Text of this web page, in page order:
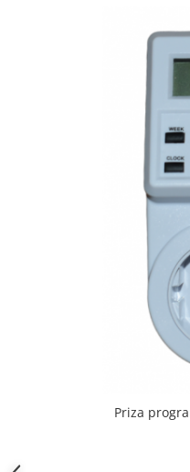
Alimentatoare/Drivere
Bară alimentare nul
Cablu electric, canal
electrice/Morsete/reglete
Electrocasnice de mici
Priza